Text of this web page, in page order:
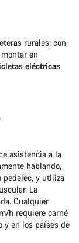
rurales; con
en
eléctricas
asistencia a la
hablando,
pedelec, y utiliza
La
Cualquier
h requiere carné
y en los países de